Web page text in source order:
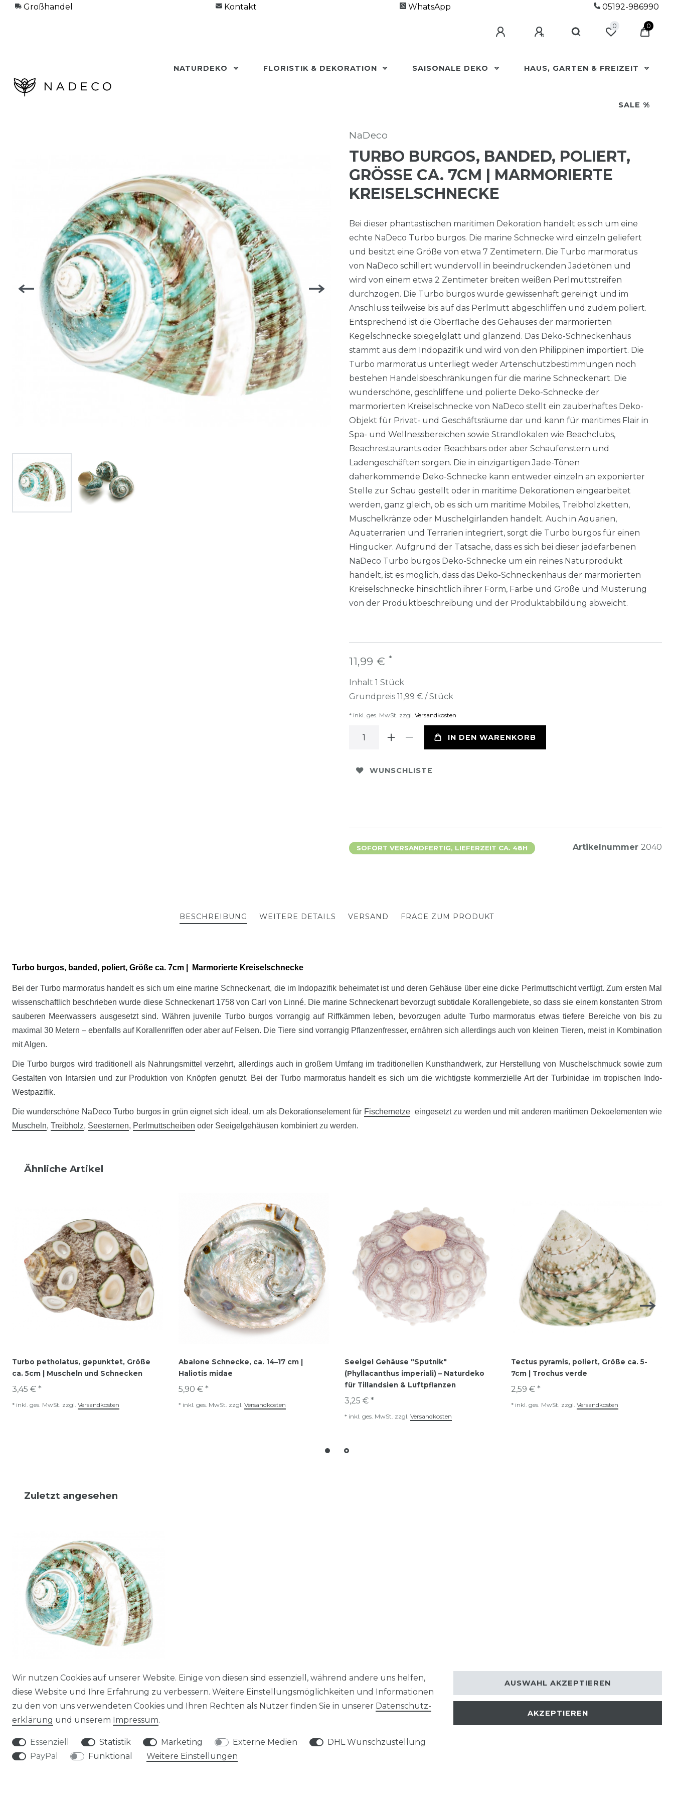
Großhandel Kontakt WhatsApp 05192-986990
0 0
NATURDEKO FLORISTIK & DEKORATION SAISONALE DEKO HAUS, GARTEN & FREIZEIT
SALE %
NaDeco
TURBO BURGOS, BANDED, POLIERT,
GRÖSSE CA. 7CM | MARMORIERTE K
REISELSCHNECKE
Bei dieser phantastischen maritimen Dekoration handelt es sich um eine
echte NaDeco Turbo burgos. Die marine Schnecke wird einzeln geliefert
und besitzt eine Größe von etwa 7 Zentimetern. Die Turbo marmoratus
von NaDeco schillert wundervoll in beeindruckenden Jadetönen und
wird von einem etwa 2 Zentimeter breiten weißen Perlmuttstreifen
durchzogen. Die Turbo burgos wurde gewissenhaft gereinigt und im
Anschluss teilweise bis auf das Perlmutt abgeschliffen und zudem poliert.
Entsprechend ist die Oberfläche des Gehäuses der marmorierten
Kegelschnecke spiegelglatt und glänzend. Das Deko-Schneckenhaus
stammt aus dem Indopazifik und wird von den Philippinen importiert. Die
Turbo marmoratus unterliegt weder Artenschutzbestimmungen noch
bestehen Handelsbeschränkungen für die marine Schneckenart. Die
wunderschöne, geschliffene und polierte Deko-Schnecke der
marmorierten Kreiselschnecke von NaDeco stellt ein zauberhaftes Deko-
Objekt für Privat- und Geschäftsräume dar und kann für maritimes Flair in
Spa- und Wellnessbereichen sowie Strandlokalen wie Beachclubs,
Beachrestaurants oder Beachbars oder aber Schaufenstern und
Ladengeschäften sorgen. Die in einzigartigen Jade-Tönen
daherkommende Deko-Schnecke kann entweder einzeln an exponierter
Stelle zur Schau gestellt oder in maritime Dekorationen eingearbeitet
werden, ganz gleich, ob es sich um maritime Mobiles, Treibholzketten,
Muschelkränze oder Muschelgirlanden handelt. Auch in Aquarien,
Aquaterrarien und Terrarien integriert, sorgt die Turbo burgos für einen
Hingucker. Aufgrund der Tatsache, dass es sich bei dieser jadefarbenen
NaDeco Turbo burgos Deko-Schnecke um ein reines Naturprodukt
handelt, ist es möglich, dass das Deko-Schneckenhaus der marmorierten
Kreiselschnecke hinsichtlich ihrer Form, Farbe und Größe und Musterung
von der Produktbeschreibung und der Produktabbildung abweicht.
11,99 € *
Inhalt 1 Stück
Grundpreis 11,99 € / Stück
* inkl. ges. MwSt. zzgl. Versandkosten
IN DEN WARENKORB
WUNSCHLISTE
SOFORT VERSANDFERTIG, LIEFERZEIT CA. 48H Artikelnummer 2040
BESCHREIBUNG WEITERE DETAILS VERSAND FRAGE ZUM PRODUKT
Turbo burgos, banded, poliert, Größe ca. 7cm | Marmorierte Kreiselschnecke
Bei der Turbo marmoratus handelt es sich um eine marine Schneckenart, die im Indopazifik beheimatet ist und deren Gehäuse über eine dicke Perlmuttschicht verfügt. Zum ersten Mal
wissenschaftlich beschrieben wurde diese Schneckenart 1758 von Carl von Linné. Die marine Schneckenart bevorzugt subtidale Korallengebiete, so dass sie einem konstanten Strom
sauberen Meerwassers ausgesetzt sind. Währen juvenile Turbo burgos vorrangig auf Riffkämmen leben, bevorzugen adulte Turbo marmoratus etwas tiefere Bereiche von bis zu
maximal 30 Metern – ebenfalls auf Korallenriffen oder aber auf Felsen. Die Tiere sind vorrangig Pflanzenfresser, ernähren sich allerdings auch von kleinen Tieren, meist in Kombination
mit Algen.
Die Turbo burgos wird traditionell als Nahrungsmittel verzehrt, allerdings auch in großem Umfang im traditionellen Kunsthandwerk, zur Herstellung von Muschelschmuck sowie zum
Gestalten von Intarsien und zur Produktion von Knöpfen genutzt. Bei der Turbo marmoratus handelt es sich um die wichtigste kommerzielle Art der Turbinidae im tropischen Indo-
Westpazifik.
Die wunderschöne NaDeco Turbo burgos in grün eignet sich ideal, um als Dekorationselement für Fischernetzeeingesetzt zu werden und mit anderen maritimen Dekoelementen wie
Muscheln, Treibholz, Seesternen, Perlmuttscheiben oder Seeigelgehäusen kombiniert zu werden.
Ähnliche Artikel
Turbo petholatus, gepunktet, Größe
ca. 5cm | Muscheln und Schnecken
3,45 € *
* inkl. ges. MwSt. zzgl. Versandkosten
Abalone Schnecke, ca. 14–17 cm |
Haliotis midae
5,90 € *
* inkl. ges. MwSt. zzgl. Versandkosten
Seeigel Gehäuse "Sputnik"
(Phyllacanthus imperiali) – Naturdeko
für Tillandsien & Luftpflanzen
3,25 € *
* inkl. ges. MwSt. zzgl. Versandkosten
Tectus pyramis, poliert, Größe ca. 5-
7cm | Trochus verde
2,59 € *
* inkl. ges. MwSt. zzgl. Versandkosten
Zuletzt angesehen
Turbo burgos, banded, poliert, Größe
ca. 7cm | Marmorierte Kreiselschnecke
11,99 € *
Wir nutzen Cookies auf unserer Website. Einige von diesen sind essenziell, während andere uns helfen,
diese Website und Ihre Erfahrung zu verbessern. Weitere Einstellungsmöglichkeiten und Informationen
zu den von uns verwendeten Cookies und Ihren Rechten als Nutzer finden Sie in unserer Daten­schutz­
erklärung und unserem Impressum.
Essenziell Statistik Marketing Externe Medien
DHL Wunschzustellung
PayPal
Funktional Weitere Einstellungen
AKZEPTIEREN
AUSWAHL AKZEPTIEREN